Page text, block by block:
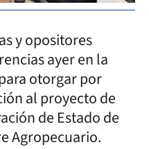
y opositores
ayer en la
otorgar por
al proyecto de
de Estado de
Agropecuario.